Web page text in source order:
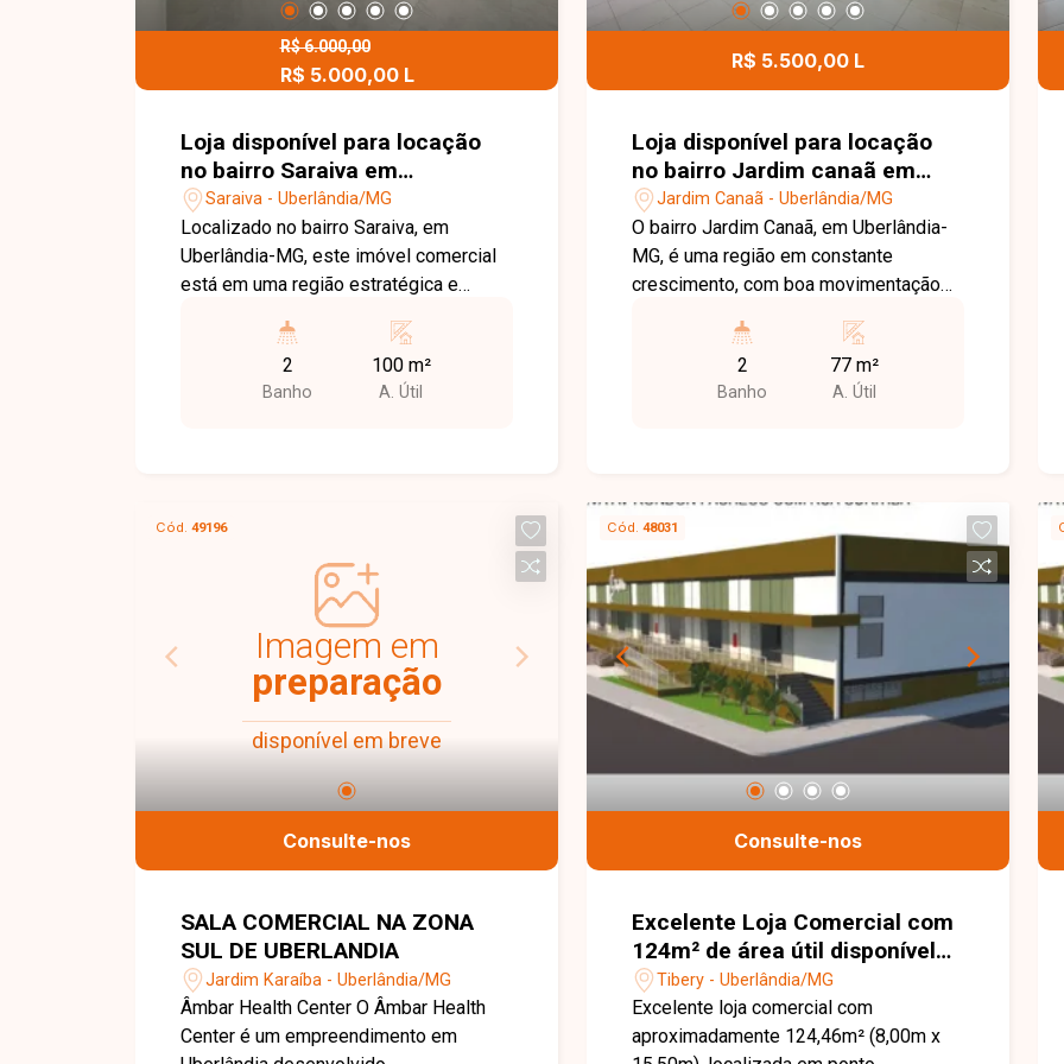
R$ 6.000,00
R$ 5.000,00 L
Loja disponível para locação
no bairro Saraiva em
Uberlândia-MG.
Saraiva - Uberlândia/MG
Localizado no bairro Saraiva, em
Uberlândia-MG, este imóvel comercial
está em uma região estratégica e
conhecida pelo grande fluxo de
pessoas, fácil acesso a importantes
avenidas e proximidade com diversos
espaço amplo em três ambientes, com
dois banheiros e pia. Aproveite esta
oportunidade para instalar ou expandir o
seu negócio em uma localização
privilegiada. Entre em contato para mais
2
Banho
100 m²
A. Útil
R$ 5.500,00 L
Loja disponível para locação
no bairro Jardim canaã em
Uberlândia-MG.
Jardim Canaã - Uberlândia/MG
O bairro Jardim Canaã, em Uberlândia-
MG, é uma região em constante
crescimento, com boa movimentação
vias da cidade. A área conta com
diversos comércios e serviços nas
proximidades, sendo uma boa opção
oferecendo espaço funcional que pode
ser adaptado para diferentes tipos de
atividades comerciais. Entre em contato
para mais informações e agende uma
visita para conhecer este imóvel.
2
Banho
77 m²
A. Útil
Cód. 49196
Imagem em
preparação
disponível em breve
Consulte-nos
SALA COMERCIAL NA ZONA
SUL DE UBERLANDIA
Jardim Karaíba - Uberlândia/MG
Âmbar Health Center O Âmbar Health
Center é um empreendimento em
Cód. 48031
Consulte-nos
Excelente Loja Comercial com
124m² de área útil disponível
para locação no bairro Tibery
em Uberlândia - MG.
Tibery - Uberlândia/MG
Excelente loja comercial com
aproximadamente 124,46m² (8,00m x